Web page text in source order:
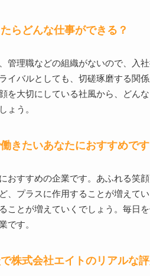
らどんな仕事ができる？
管理職などの組織がないので、入
イバルとしても、切磋琢磨する関
を大切にしている社風から、どん
ょう。
きたいあなたにおすすめです
おすすめの企業です。あふれる笑
、プラスに作用することが増えて
ことが増えていくでしょう。毎日
です。
株式会社エイトのリアルな